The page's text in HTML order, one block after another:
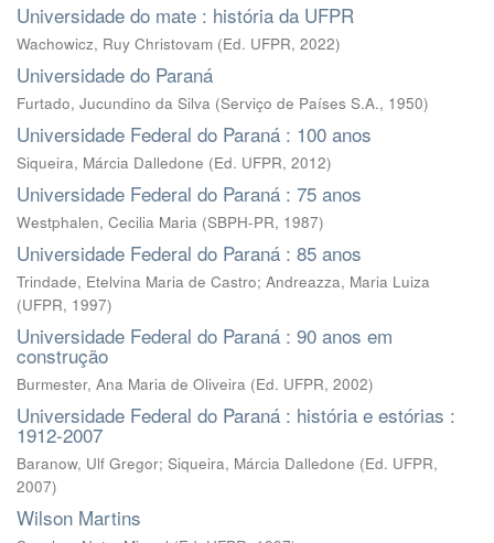
Universidade do mate : história da UFPR
Wachowicz, Ruy Christovam (Ed. UFPR, 2022)
Universidade do Paraná
Furtado, Jucundino da Silva (Serviço de Países S.A., 1950)
Universidade Federal do Paraná : 100 anos
Siqueira, Márcia Dalledone (Ed. UFPR, 2012)
Universidade Federal do Paraná : 75 anos
Westphalen, Cecilia Maria (SBPH-PR, 1987)
Universidade Federal do Paraná : 85 anos
Trindade, Etelvina Maria de Castro; Andreazza, Maria Luiza
(UFPR, 1997)
Universidade Federal do Paraná : 90 anos em
construção
Burmester, Ana Maria de Oliveira (Ed. UFPR, 2002)
Universidade Federal do Paraná : história e estórias :
1912-2007
Baranow, Ulf Gregor; Siqueira, Márcia Dalledone (Ed. UFPR,
2007)
Wilson Martins